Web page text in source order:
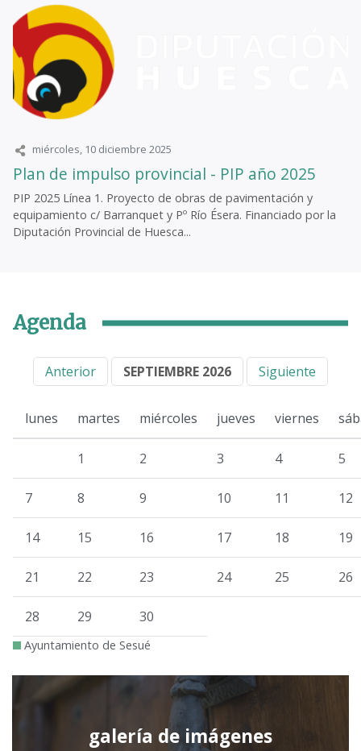
miércoles, 10 diciembre 2025
Plan de impulso provincial - PIP año 2025
PIP 2025 Línea 1. Proyecto de obras de pavimentación y
equipamiento c/ Barranquet y Pº Río Ésera. Financiado por la
Diputación Provincial de Huesca...
Agenda
Anterior SEPTIEMBRE 2026 Siguiente
lunes martes miércoles jueves viernes
1 2 3 4 5
7 8 9 10 11 12
14 15 16 17 18 19
21 22 23 24 25 26
28 29 30
Ayuntamiento de Sesué
galería de imágenes